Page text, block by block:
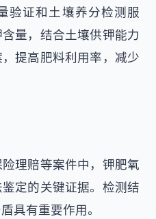
验证和土壤养分检测服
量，结合土壤供钾能力
提高肥料利用率，减少
理赔等案件中，钾肥氧
定的关键证据。检测结
具有重要作用。